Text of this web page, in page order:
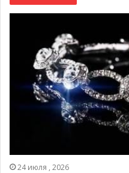
24 июля , 2026